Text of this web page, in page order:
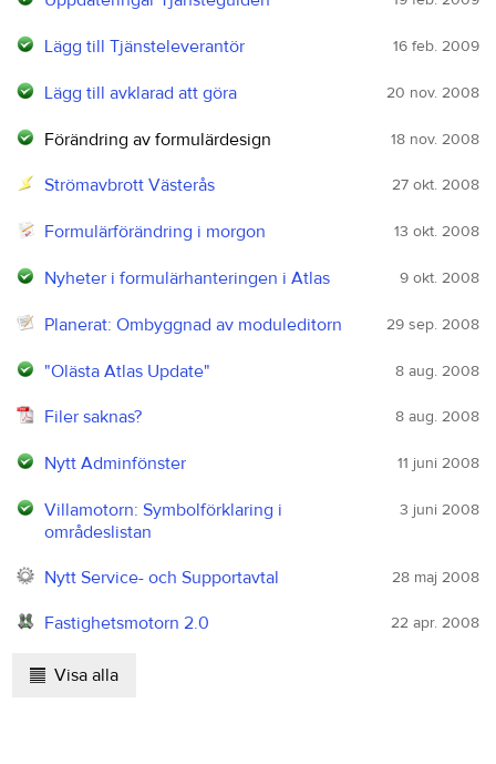
16 feb. 2009
Lägg till Tjänsteleverantör
20 nov. 2008
Lägg till avklarad att göra
18 nov. 2008
Förändring av formulärdesign
27 okt. 2008
Strömavbrott Västerås
13 okt. 2008
Formulärförändring i morgon
9 okt. 2008
Nyheter i formulärhanteringen i Atlas
29 sep. 2008
Planerat: Ombyggnad av moduleditorn
8 aug. 2008
"Olästa Atlas Update"
8 aug. 2008
Filer saknas?
11 juni 2008
Nytt Adminfönster
3 juni 2008
Villamotorn: Symbolförklaring i
områdeslistan
28 maj 2008
Nytt Service- och Supportavtal
22 apr. 2008
Fastighetsmotorn 2.0
Visa alla